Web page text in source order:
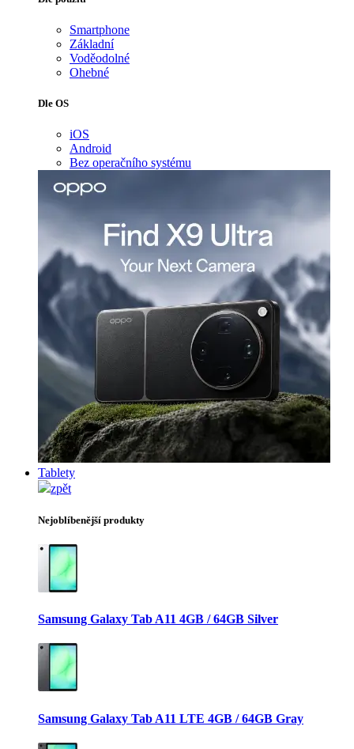
Smartphone
Základní
Voděodolné
Ohebné
Dle OS
iOS
Android
Bez operačního systému
Tablety
zpět
Nejoblíbenější produkty
Samsung Galaxy Tab A11 4GB / 64GB Silver
Samsung Galaxy Tab A11 LTE 4GB / 64GB Gray